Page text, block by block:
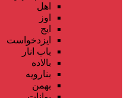
اهل
اوز
ایج
ایزدخواست
باب انار
بالاده
بنارویه
بهمن